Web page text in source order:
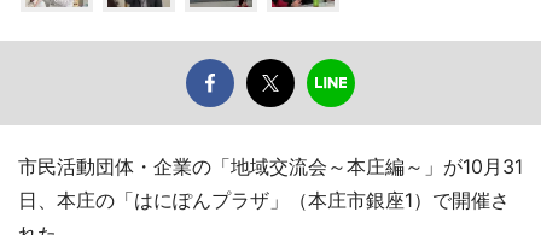
市民活動団体・企業の「地域交流会～本庄編～」が10月31
日、本庄の「はにぽんプラザ」（本庄市銀座1）で開催さ